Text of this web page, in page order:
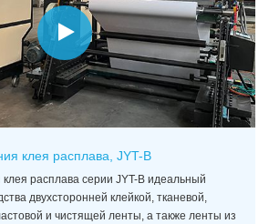
клея расплава, JYT-B
расплава серии JYT-B идеальный
двухсторонней клейкой, тканевой,
и чистящей ленты, а также ленты из